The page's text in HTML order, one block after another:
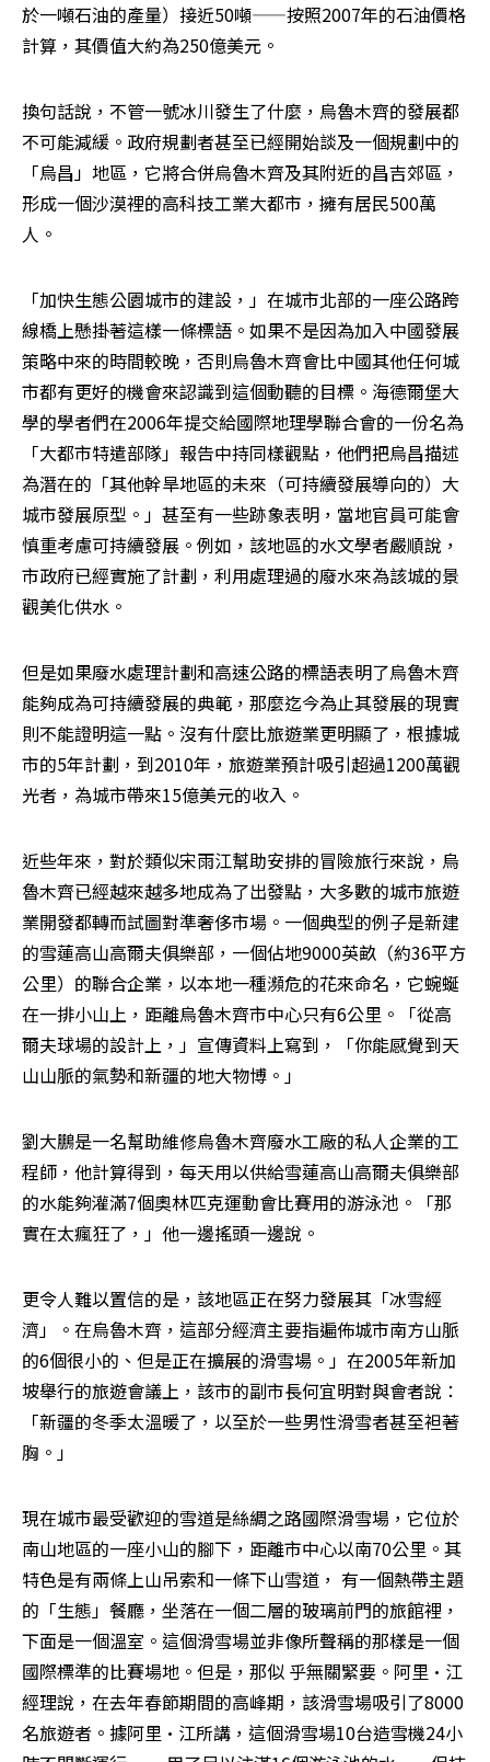
於一噸石油的產量）接近50噸——按照2007年的石油價格
計算，其價值大約為250億美元。
換句話說，不管一號冰川發生了什麼，烏魯木齊的發展都
不可能減緩。政府規劃者甚至已經開始談及一個規劃中的
「烏昌」地區，它將合併烏魯木齊及其附近的昌吉郊區，
形成一個沙漠裡的高科技工業大都市，擁有居民500萬
人。
「加快生態公園城市的建設，」在城市北部的一座公路跨
線橋上懸掛著這樣一條標語。如果不是因為加入中國發展
策略中來的時間較晚，否則烏魯木齊會比中國其他任何城
市都有更好的機會來認識到這個動聽的目標。海德爾堡大
學的學者們在2006年提交給國際地理學聯合會的一份名為
「大都市特遣部隊」報告中持同樣觀點，他們把烏昌描述
為潛在的「其他幹旱地區的未來（可持續發展導向的）大
城市發展原型。」甚至有一些跡象表明，當地官員可能會
慎重考慮可持續發展。例如，該地區的水文學者嚴順說，
市政府已經實施了計劃，利用處理過的廢水來為該城的景
觀美化供水。
但是如果廢水處理計劃和高速公路的標語表明了烏魯木齊
能夠成為可持續發展的典範，那麼迄今為止其發展的現實
則不能證明這一點。沒有什麼比旅遊業更明顯了，根據城
市的5年計劃，到2010年，旅遊業預計吸引超過1200萬觀
光者，為城市帶來15億美元的收入。
近些年來，對於類似宋雨江幫助安排的冒險旅行來說，烏
魯木齊已經越來越多地成為了出發點，大多數的城市旅遊
業開發都轉而試圖對準奢侈市場。一個典型的例子是新建
的雪蓮高山高爾夫俱樂部，一個佔地9000英畝（約36平方
公里）的聯合企業，以本地一種瀕危的花來命名，它蜿蜒
在一排小山上，距離烏魯木齊市中心只有6公里。「從高
爾夫球場的設計上，」宣傳資料上寫到，「你能感覺到天
山山脈的氣勢和新疆的地大物博。」
劉大鵬是一名幫助維修烏魯木齊廢水工廠的私人企業的工
程師，他計算得到，每天用以供給雪蓮高山高爾夫俱樂部
的水能夠灌滿7個奧林匹克運動會比賽用的游泳池。「那
實在太瘋狂了，」他一邊搖頭一邊說。
更令人難以置信的是，該地區正在努力發展其「冰雪經
濟」。在烏魯木齊，這部分經濟主要指遍佈城市南方山脈
的6個很小的、但是正在擴展的滑雪場。」在2005年新加
坡舉行的旅遊會議上，該市的副市長何宜明對與會者說：
「新疆的冬季太溫暖了，以至於一些男性滑雪者甚至袒著
胸。」
現在城市最受歡迎的雪道是絲綢之路國際滑雪場，它位於
南山地區的一座小山的腳下，距離市中心以南70公里。其
特色是有兩條上山吊索和一條下山雪道， 有一個熱帶主題
的「生態」餐廳，坐落在一個二層的玻璃前門的旅館裡，
下面是一個溫室。這個滑雪場並非像所聲稱的那樣是一個
國際標準的比賽場地。但是，那似 乎無關緊要。阿里•江
經理說，在去年春節期間的高峰期，該滑雪場吸引了8000
名旅遊者。據阿里•江所講，這個滑雪場10台造雪機24小